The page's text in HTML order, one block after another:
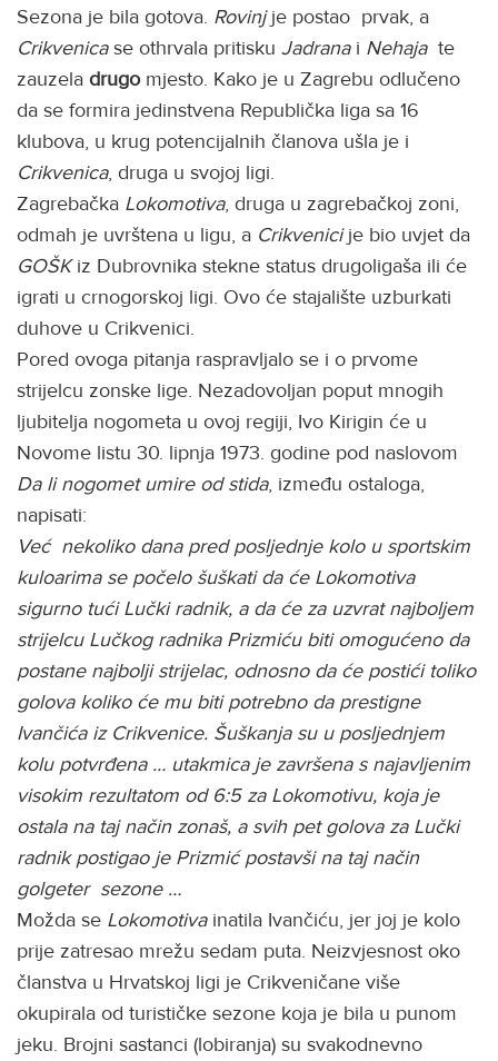
Sezona je bila gotova. Rovinjje postao prvak, a
Crikvenicase othrvala pritisku Jadranai Nehajate
zauzela drugomjesto. Kako je u Zagrebu odlučeno
da se formira jedinstvena Republička liga sa 16
klubova, u krug potencijalnih članova ušla je i
Crikvenica, druga u svojoj ligi.
Zagrebačka Lokomotiva, druga u zagrebačkoj zoni,
odmah je uvrštena u ligu, a Crikvenicije bio uvjet da
GOŠKiz Dubrovnika stekne status drugoligaša ili će
igrati u crnogorskoj ligi. Ovo će stajalište uzburkati
duhove u Crikvenici.
Pored ovoga pitanja raspravljalo se i o prvome
strijelcu zonske lige. Nezadovoljan poput mnogih
ljubitelja nogometa u ovoj regiji, Ivo Kirigin će u
Novome listu 30. lipnja 1973. godine pod naslovom
Da li nogomet umire od stida, između ostaloga,
napisati:
Već nekoliko dana pred posljednje kolo u sportskim
kuloarima se počelo šuškati da će Lokomotiva
sigurno tući Lučki radnik, a da će za uzvrat najboljem
strijelcu Lučkog radnika Prizmiću biti omogućeno da
postane najbolji strijelac, odnosno da će postići toliko
golova koliko će mu biti potrebno da prestigne
Ivančića iz Crikvenice. Šuškanja su u posljednjem
kolu potvrđena … utakmica je završena s najavljenim
visokim rezultatom od 6:5 za Lokomotivu, koja je
ostala na taj način zonaš, a svih pet golova za Lučki
radnik postigao je Prizmić postavši na taj način
golgeter sezone …
Možda se Lokomotiva inatila Ivančiću, jer joj je kolo
prije zatresao mrežu sedam puta. Neizvjesnost oko
članstva u Hrvatskoj ligi je Crikveničane više
okupirala od turističke sezone koja je bila u punom
jeku. Brojni sastanci (lobiranja) su svakodnevno